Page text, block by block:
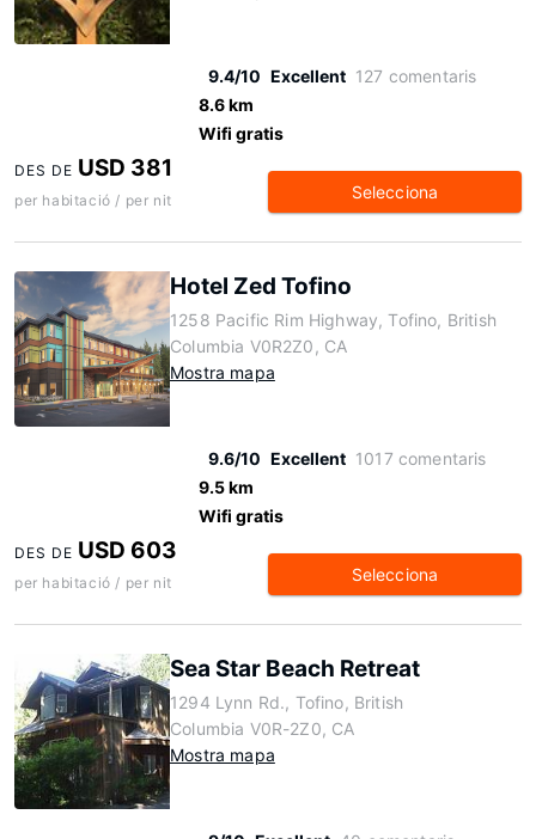
9.4/10 Excellent 127 comentaris
8.6 km
Wifi gratis
DES DE USD 381
per habitació / per nit Selecciona
Hotel Zed Tofino
1258 Pacific Rim Highway, Tofino, British
Columbia V0R2Z0, CA
Mostra mapa
9.6/10 Excellent 1017 comentaris
9.5 km
Wifi gratis
DES DE USD 603
per habitació / per nit Selecciona
Sea Star Beach Retreat
1294 Lynn Rd., Tofino, British
Columbia V0R-2Z0, CA
Mostra mapa